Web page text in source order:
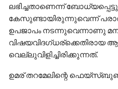
ലഭിച്ചതാണെന്ന്
കേസുണ്ടായിരുന്നുവെന്ന്
ഉപജാപം നടന്നുവെന്നാണു
വിഷയവിദഗ്ധര്ക്കെതിരായ
വെല്ലുവിളിച്ചിരിക്കുന്നത്.
ഉമര് തറമേലിന്റെ